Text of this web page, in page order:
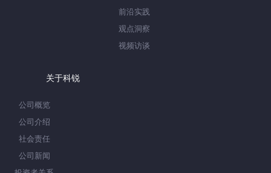
前沿实践
观点洞察
视频访谈
关于科锐
公司概览
公司介绍
社会责任
公司新闻